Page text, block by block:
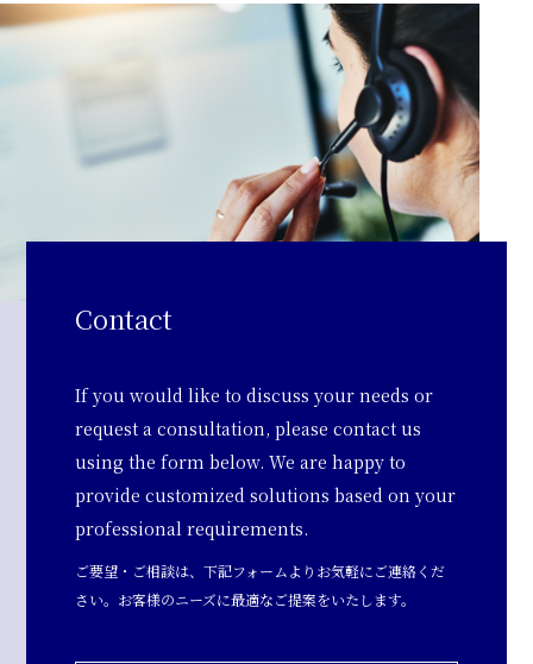
Contact
If you would like to discuss your needs or
request a consultation, please contact us
using the form below. We are happy to
provide customized solutions based on your
professional requirements.
ご要望・ご相談は、下記フォームよりお気軽にご連絡くだ
さい。お客様のニーズに最適なご提案をいたします。